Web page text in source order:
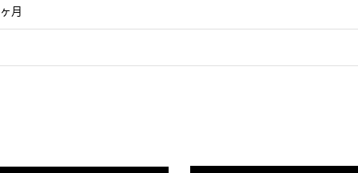
月